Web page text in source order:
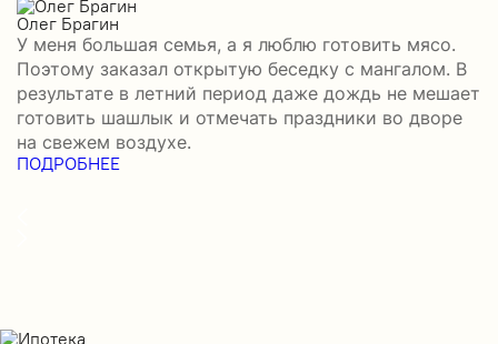
Олег Брагин
У меня большая семья, а я люблю готовить мясо.
Поэтому заказал открытую беседку с мангалом. В
результате в летний период даже дождь не мешает
готовить шашлык и отмечать праздники во дворе
на свежем воздухе.
ПОДРОБНЕЕ